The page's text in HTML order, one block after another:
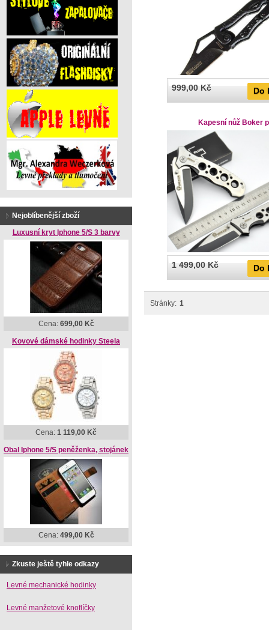
999,00 Kč Do
Kapesní nůž Boker
1 499,00 Kč Do
Stránky: 1
Nejoblíbenější zboží
Luxusní kryt Iphone 5/S 3 barvy
Cena: 699,00 Kč
Kovové dámské hodinky Steela
Cena: 1 119,00 Kč
Obal Iphone 5/S peněženka, stojánek
Cena: 499,00 Kč
Zkuste ještě tyhle odkazy
Levné mechanické hodinky
Levné manžetové knoflíčky